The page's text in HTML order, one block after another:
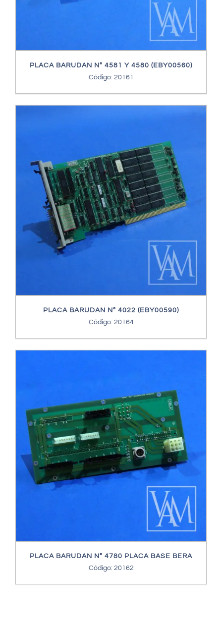
PLACA BARUDAN Nº 4581 Y 4580 (EBY00560)
Código: 20161
PLACA BARUDAN Nº 4022 (EBY00590)
Código: 20164
PLACA BARUDAN Nº 4780 PLACA BASE BERA
Código: 20162